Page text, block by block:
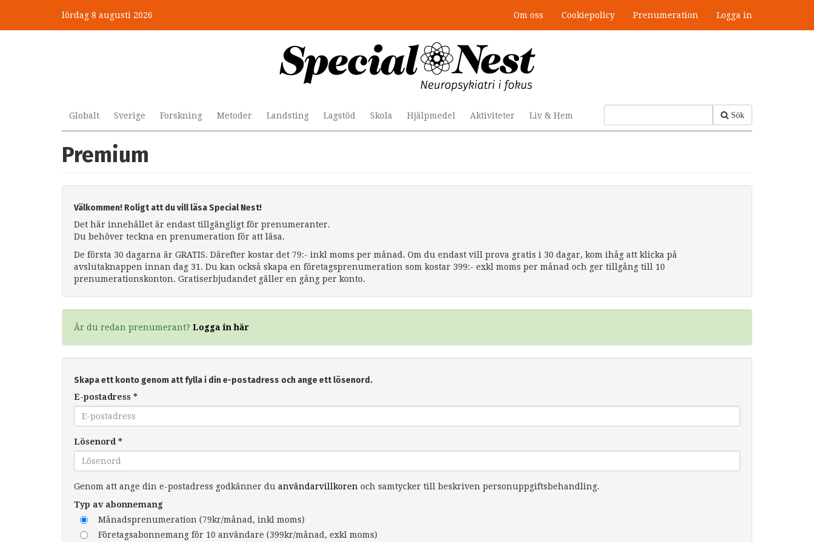
huvudinnehåll
lördag 8 augusti 2026 Om oss Cookiepolicy Prenumeration Logga in
Sök
Globalt Sverige Forskning Metoder Landsting Lagstöd Skola Hjälpmedel Aktiviteter Liv & Hem
Premium
Välkommen! Roligt att du vill läsa Special Nest!
Det här innehållet är endast tillgängligt för prenumeranter.
Du behöver teckna en prenumeration för att läsa.
De första 30 dagarna är GRATIS. Därefter kostar det 79:- inkl moms per månad. Om du endast vill prova gratis i 30 dagar, kom ihåg att klicka på
avslutaknappen innan dag 31. Du kan också skapa en företagsprenumeration som kostar 399:- exkl moms per månad och ger tillgång till 10
prenumerationskonton. Gratiserbjudandet gäller en gång per konto.
Är du redan prenumerant? Logga in här
Skapa ett konto genom att fylla i din e-postadress och ange ett lösenord.
E-postadress *
Lösenord *
Genom att ange din e-postadress godkänner du användarvillkoren och samtycker till beskriven personuppgiftsbehandling.
Typ av abonnemang
Månadsprenumeration (79kr/månad, inkl moms)
Företagsabonnemang för 10 användare (399kr/månad, exkl moms)